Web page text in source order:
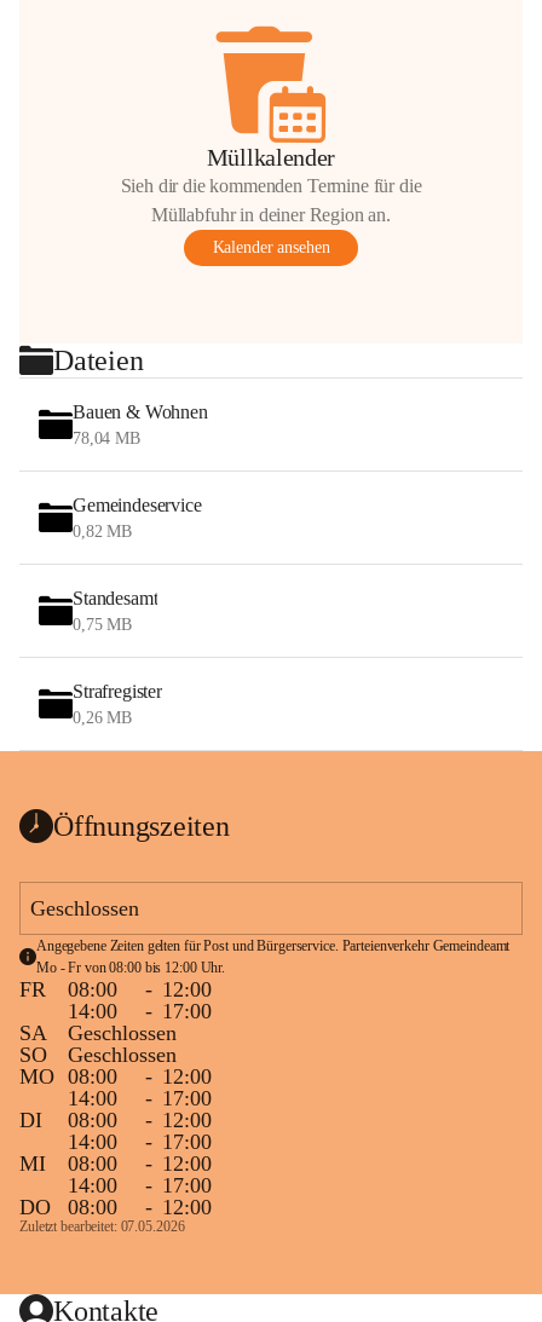
Müllkalender
Sieh dir die kommenden Termine für die
Müllabfuhr in deiner Region an.
Kalender ansehen
Dateien
Bauen & Wohnen
78,04 MB
Gemeindeservice
0,82 MB
Standesamt
0,75 MB
Strafregister
0,26 MB
Öffnungszeiten
Geschlossen
Angegebene Zeiten gelten für Post und Bürgerservice. Parteienverkehr Gemeindeamt
Mo - Fr von 08:00 bis 12:00 Uhr.
FR 08:00 - 12:00
14:00
- 17:00
SA
Geschlossen
SO
Geschlossen
MO 08:00 - 12:00
14:00
- 17:00
DI
08:00 - 12:00
14:00
- 17:00
MI
08:00 - 12:00
14:00
- 17:00
DO
08:00 - 12:00
Zuletzt bearbeitet: 07.05.2026
Kontakte